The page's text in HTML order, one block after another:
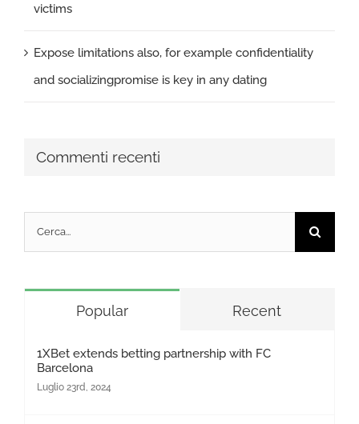
victims
Expose limitations also, for example confidentiality
and socializingpromise is key in any dating
Commenti recenti
Cerca
per:
Popular Recent
1XBet extends betting partnership with FC
Barcelona
Luglio 23rd, 2024